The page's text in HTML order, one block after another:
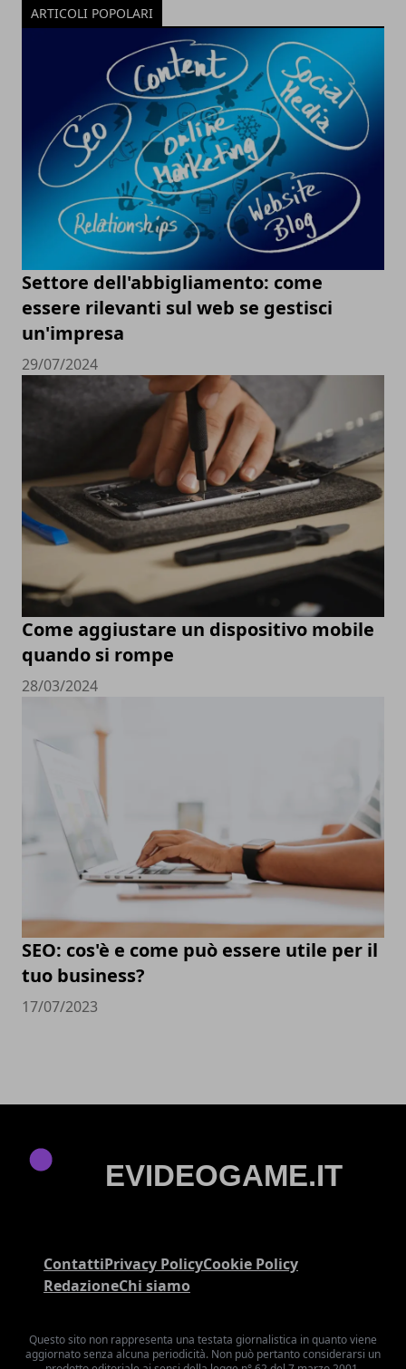
ARTICOLI POPOLARI
Settore dell'abbigliamento: come
essere rilevanti sul web se gestisci
un'impresa
29/07/2024
Come aggiustare un dispositivo mobile
quando si rompe
28/03/2024
SEO: cos'è e come può essere utile per il
tuo business?
17/07/2023
ContattiPrivacy PolicyCookie Policy
RedazioneChi siamo
Questo sito non rappresenta una testata giornalistica in quanto viene
aggiornato senza alcuna periodicità. Non può pertanto considerarsi un